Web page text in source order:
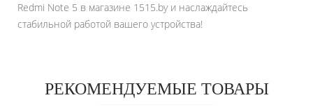
Redmi Note 5 в магазине 1515.by и наслаждайтесь
стабильной работой вашего устройства!
РЕКОМЕНДУЕМЫЕ ТОВАРЫ